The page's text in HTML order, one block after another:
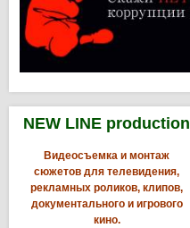
NEW LINE production
Видеосъемка и монтаж
сюжетов для телевидения,
рекламных роликов, клипов,
документального и игрового
кино.